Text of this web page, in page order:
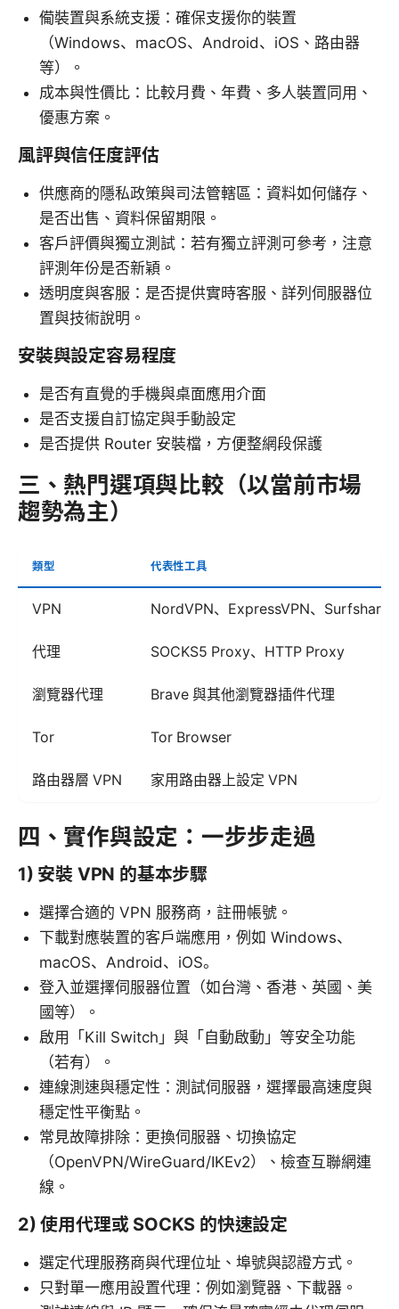
僃裝置與系統支援：確保支援你的裝置
（Windows、macOS、Android、iOS、路由器
等）。
成本與性價比：比較月費、年費、多人裝置同用、
優惠方案。
風評與信任度評估
供應商的隱私政策與司法管轄區：資料如何儲存、
是否出售、資料保留期限。
客戶評價與獨立測試：若有獨立評測可參考，注意
評測年份是否新穎。
透明度與客服：是否提供實時客服、詳列伺服器位
置與技術說明。
安裝與設定容易程度
是否有直覺的手機與桌面應用介面
是否支援自訂協定與手動設定
是否提供 Router 安裝檔，方便整網段保護
三、熱門選項與比較（以當前市場
趨勢為主）
類型 代表性工具
VPN NordVPN、ExpressVPN、Surfshark
代理 SOCKS5 Proxy、HTTP Proxy
瀏覽器代理 Brave 與其他瀏覽器插件代理
Tor Tor Browser
路由器層 VPN 家用路由器上設定 VPN
四、實作與設定：一步步走過
1) 安裝 VPN 的基本步驟
選擇合適的 VPN 服務商，註冊帳號。
下載對應裝置的客戶端應用，例如 Windows、
macOS、Android、iOS。
登入並選擇伺服器位置（如台灣、香港、英國、美
國等）。
啟用「Kill Switch」與「自動啟動」等安全功能
（若有）。
連線測速與穩定性：測試伺服器，選擇最高速度與
穩定性平衡點。
常見故障排除：更換伺服器、切換協定
（OpenVPN/WireGuard/IKEv2）、檢查互聯網連
線。
2) 使用代理或 SOCKS 的快速設定
選定代理服務商與代理位址、埠號與認證方式。
只對單一應用設置代理：例如瀏覽器、下載器。